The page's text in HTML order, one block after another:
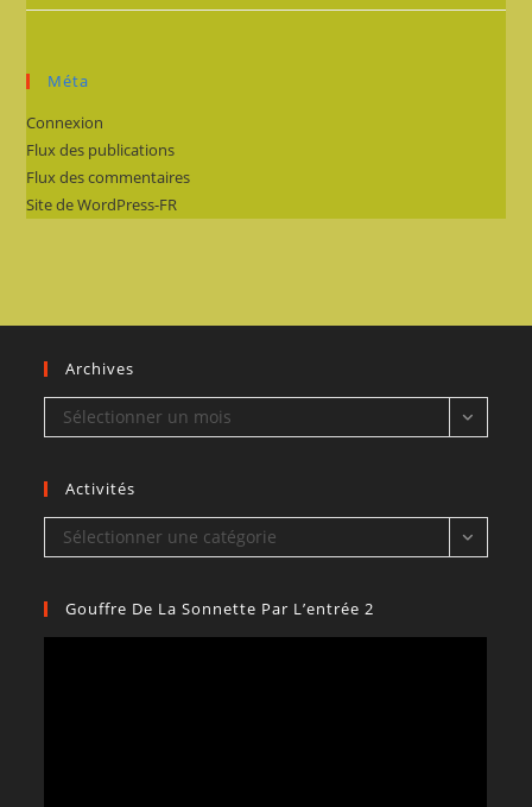
Méta
Connexion
Flux des publications
Flux des commentaires
Site de WordPress-FR
Archives
Archives
Sélectionner un mois
Activités
Activités
Sélectionner une catégorie
Gouffre De La Sonnette Par L’entrée 2